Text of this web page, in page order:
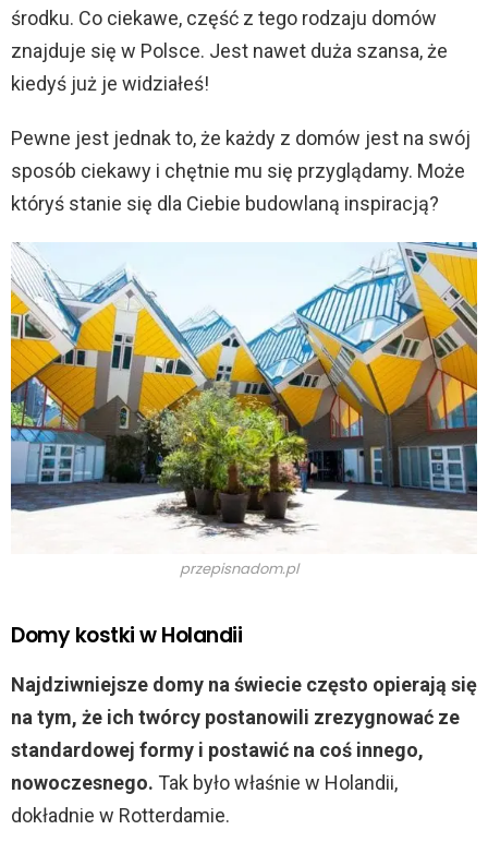
środku. Co ciekawe, część z tego rodzaju domów
znajduje się w Polsce. Jest nawet duża szansa, że
kiedyś już je widziałeś!
Pewne jest jednak to, że każdy z domów jest na swój
sposób ciekawy i chętnie mu się przyglądamy. Może
któryś stanie się dla Ciebie budowlaną inspiracją?
przepisnadom.pl
Domy kostki w Holandii
Najdziwniejsze domy na świecie często opierają się
na tym, że ich twórcy postanowili zrezygnować ze
standardowej formy i postawić na coś innego,
nowoczesnego. Tak było właśnie w Holandii,
dokładnie w Rotterdamie.